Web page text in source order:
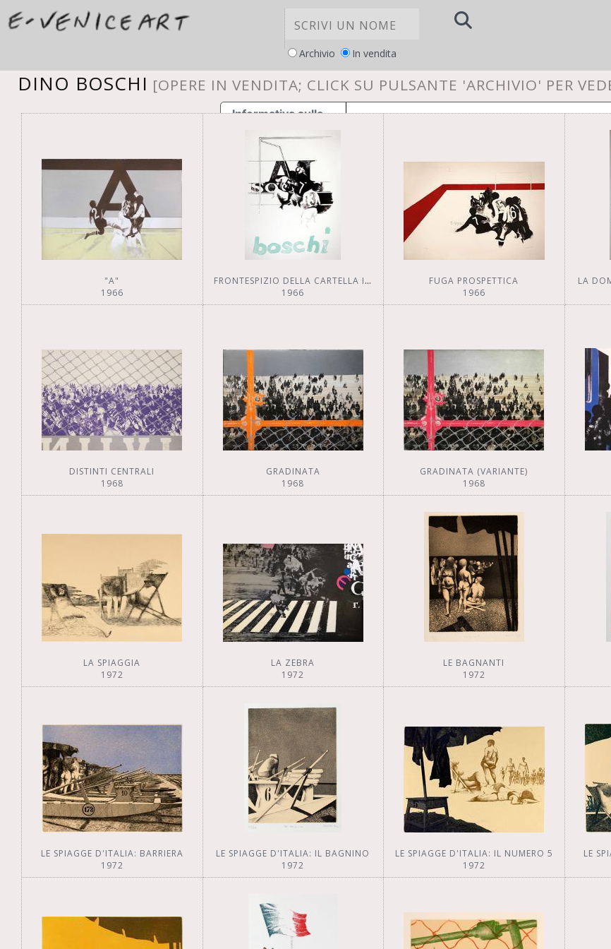
Archivio In vendita
DINO BOSCHI [OPERE IN VENDITA; CLICK SU PULSANTE 'ARCHIVIO' PER
"A"
1966
FRONTESPIZIO DELLA CARTELLA IL GIOCO DEL CALCIO
1966
FUGA PROSPETTICA
1966
LA
DISTINTI CENTRALI
1968
GRADINATA
1968
GRADINATA (VARIANTE)
1968
LA SPIAGGIA
1972
LA ZEBRA
1972
LE BAGNANTI
1972
LE SPIAGGE D'ITALIA: BARRIERA
1972
LE SPIAGGE D'ITALIA: IL BAGNINO
1972
LE SPIAGGE D'ITALIA: IL NUMERO 5
1972
LE
Informativa sulla
LE TUE PREFERENZE RELATIVE ALLA